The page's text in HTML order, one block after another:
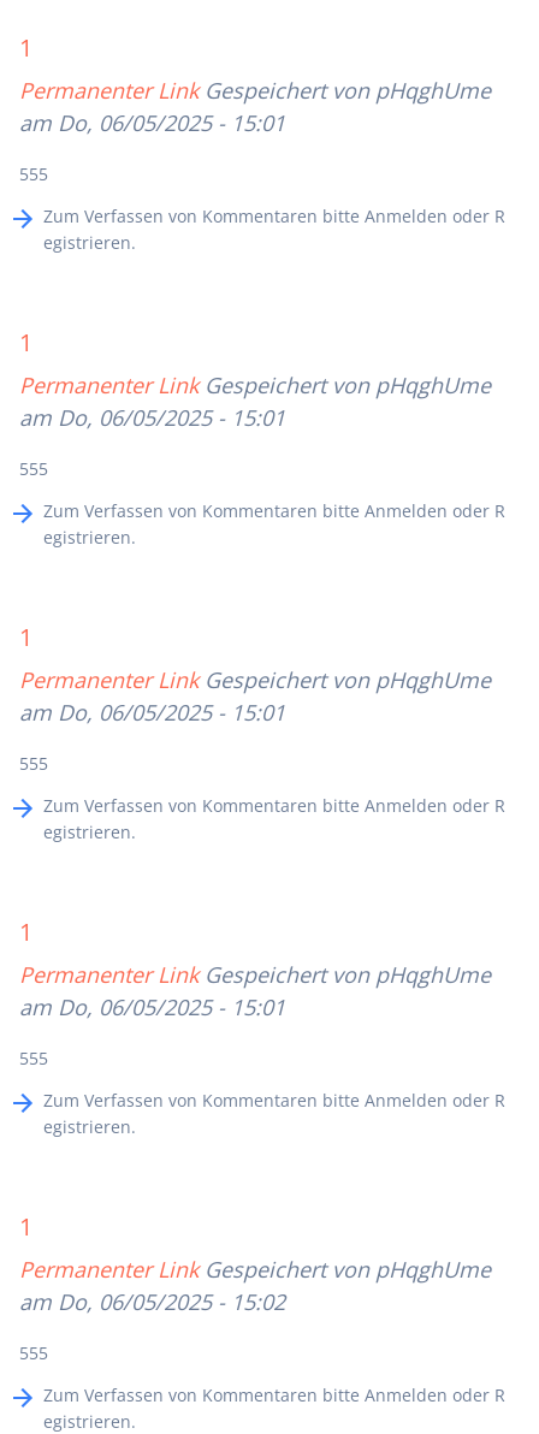
1
Permanenter Link Gespeichert von pHqghUme
am Do, 06/05/2025 - 15:01
555
Zum Verfassen von Kommentaren bitte Anmelden oder R
egistrieren.
1
Permanenter Link Gespeichert von pHqghUme
am Do, 06/05/2025 - 15:01
555
Zum Verfassen von Kommentaren bitte Anmelden oder R
egistrieren.
1
Permanenter Link Gespeichert von pHqghUme
am Do, 06/05/2025 - 15:01
555
Zum Verfassen von Kommentaren bitte Anmelden oder R
egistrieren.
1
Permanenter Link Gespeichert von pHqghUme
am Do, 06/05/2025 - 15:01
555
Zum Verfassen von Kommentaren bitte Anmelden oder R
egistrieren.
1
Permanenter Link Gespeichert von pHqghUme
am Do, 06/05/2025 - 15:02
555
Zum Verfassen von Kommentaren bitte Anmelden oder R
egistrieren.